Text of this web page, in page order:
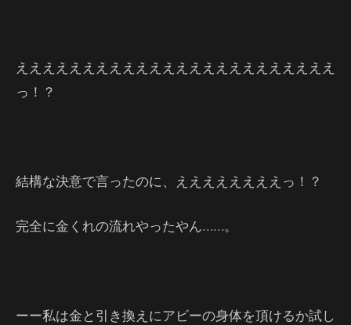
ええええええええええええええええええええええええ
っ！？
結構な決意で言ったのに、ええええええええっ！？
完全に金くれの流れやったやん……。
ーー私は金と引き換えにアビーの身体を頂けるか試し